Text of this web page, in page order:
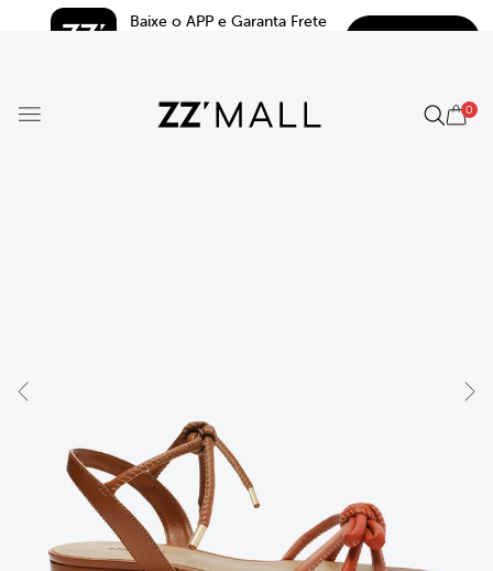
Baixe o APP e Garanta Frete
0